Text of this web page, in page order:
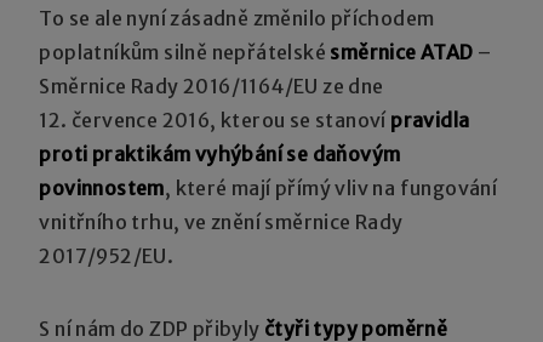
To se ale nyní zásadně změnilo příchodem
poplatníkům silně nepřátelské směrnice ATAD –
Směrnice Rady 2016/1164/EU ze dne
12. července 2016, kterou se stanoví pravidla
proti praktikám vyhýbání se daňovým
povinnostem, které mají přímý vliv na fungování
vnitřního trhu, ve znění směrnice Rady
2017/952/EU.
S ní nám do ZDP přibyly čtyři typy poměrně